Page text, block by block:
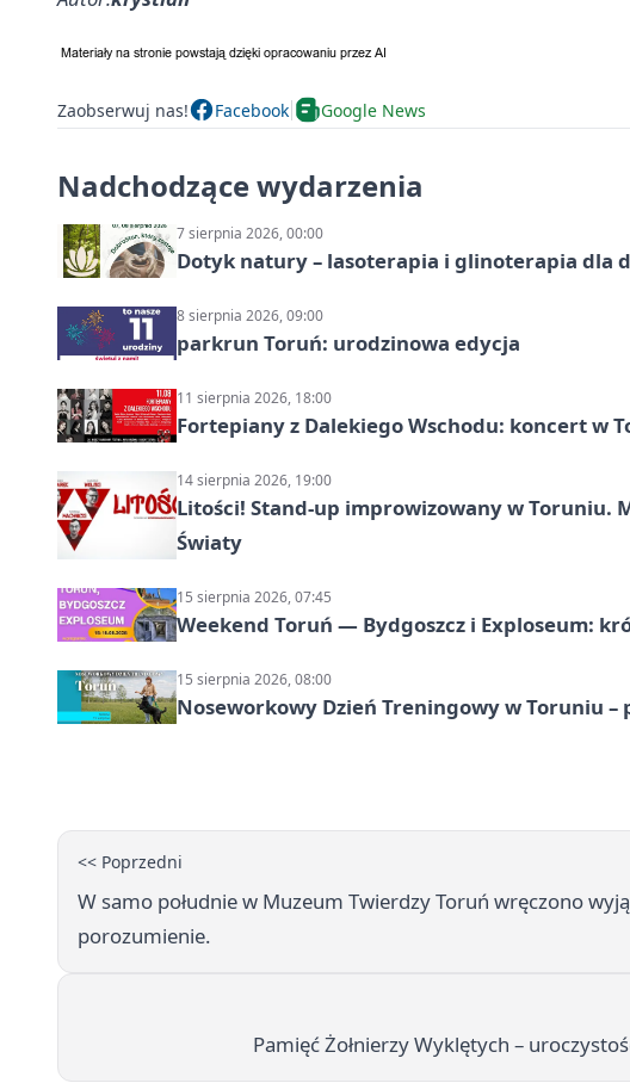
Zaobserwuj nas! Facebook Google News
Nadchodzące wydarzenia
7 sierpnia 2026, 00:00
Dotyk natury – lasoterapia i glinoterapia dla
8 sierpnia 2026, 09:00
parkrun Toruń: urodzinowa edycja
11 sierpnia 2026, 18:00
Fortepiany z Dalekiego Wschodu: koncert w
14 sierpnia 2026, 19:00
Litości! Stand-up improwizowany w Toruniu.
Światy
15 sierpnia 2026, 07:45
Weekend Toruń — Bydgoszcz i Exploseum:
15 sierpnia 2026, 08:00
Noseworkowy Dzień Treningowy w Toruniu
<< Poprzedni
W samo południe w Muzeum Twierdzy Toruń wręczono
porozumienie.
Pamięć Żołnierzy Wyklętych –